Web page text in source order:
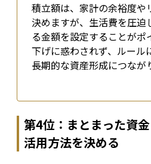
積立額は、家計の余裕度や
決めますが、生活費を圧迫
る金額を設定することが
下げに惑わされず、ルール
長期的な資産形成につなが
第4位：まとまった資
活用方法を決める